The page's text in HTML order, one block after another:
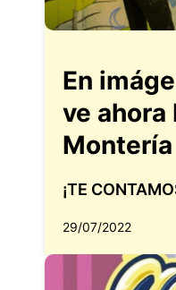
En
ve ahora
Montería
¡TE
29/07/2022